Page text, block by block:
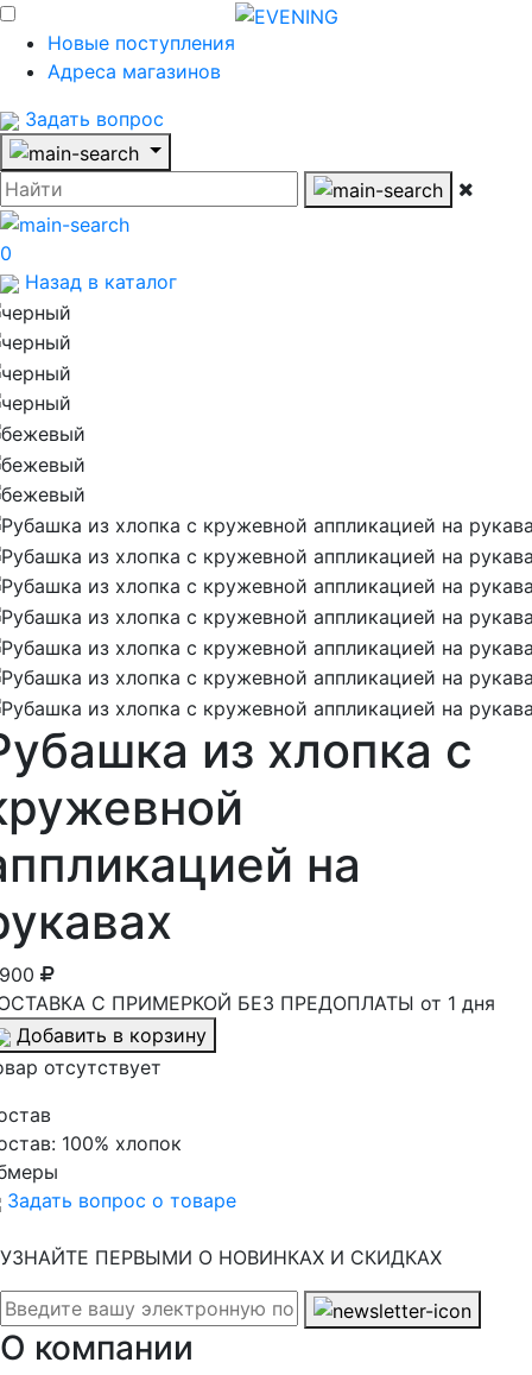
Новые поступления
Адреса магазинов
Задать вопрос
0
Назад в каталог
из хлопка с
на
С ПРИМЕРКОЙ БЕЗ ПРЕДОПЛАТЫ от 1 дня
Добавить в корзину
отсутствует
100% хлопок
Задать вопрос о товаре
УЗНАЙТЕ ПЕРВЫМИ О НОВИНКАХ И СКИДКАХ
О компании